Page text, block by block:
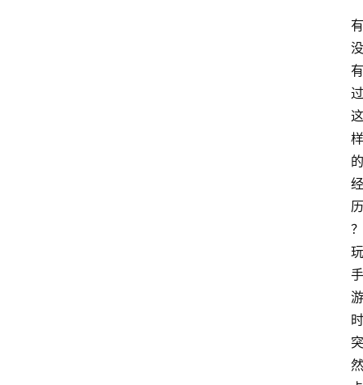
有
没
有
过
这
样
的
经
历
？
玩
手
游
时
突
然